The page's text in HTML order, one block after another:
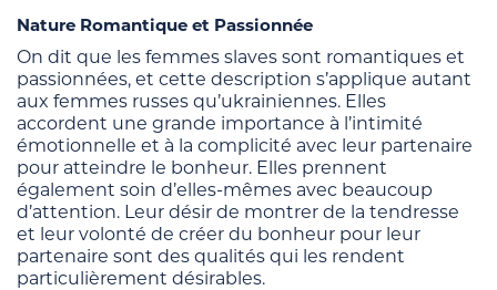
Nature Romantique et Passionnée
On dit que les femmes slaves sont romantiques et
passionnées, et cette description s’applique autant
aux femmes russes qu’ukrainiennes. Elles
accordent une grande importance à l’intimité
émotionnelle et à la complicité avec leur partenaire
pour atteindre le bonheur. Elles prennent
également soin d’elles-mêmes avec beaucoup
d’attention. Leur désir de montrer de la tendresse
et leur volonté de créer du bonheur pour leur
partenaire sont des qualités qui les rendent
particulièrement désirables.